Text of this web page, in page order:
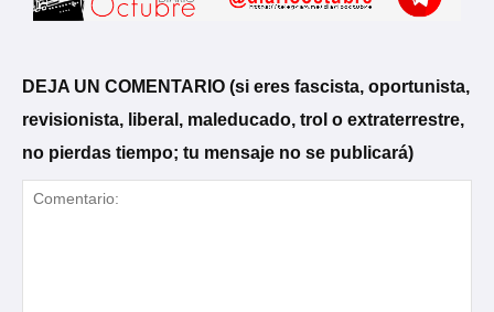
DEJA UN COMENTARIO (si eres fascista, oportunista,
revisionista, liberal, maleducado, trol o extraterrestre,
no pierdas tiempo; tu mensaje no se publicará)